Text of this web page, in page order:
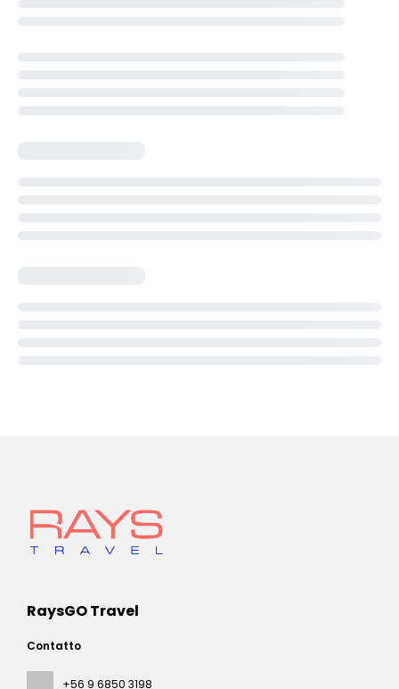
RaysGO Travel
Contatto
+56 9 6850 3198